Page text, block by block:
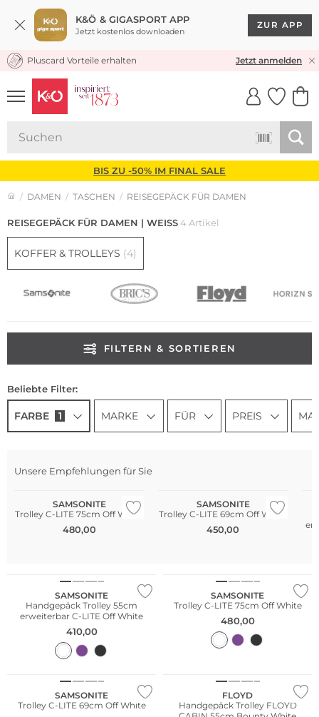
K&Ö & GIGASPORT APP
Jetzt kostenlos downloaden
ZUR APP
KOSTENLOSER VERSAND* & RÜCKVERSAND
Pluscard Vorteile erhalten Jetzt anmelden
UNSERE APP
CLICK &
BIS ZU -50% IM FINAL SALE
DAMEN TASCHEN REISEGEPÄCK FÜR DAMEN
REISEGEPÄCK FÜR DAMEN | WEISS 4 Artikel
KOFFER & TROLLEYS (4)
FILTERN & SORTIEREN
Beliebte Filter:
FARBE 1 MARKE FÜR PREIS
Unsere Empfehlungen für Sie
SAMSONITE
Trolley C-LITE 75cm Off White
480,00
SAMSONITE
Trolley C-LITE 69cm Off White
450,00
SAMSONITE
Handgepäck Trolley 55cm
erweiterbar C-LITE Off White
410,00
SAMSONITE
Trolley C-LITE 75cm Off White
480,00
SAMSONITE
Trolley C-LITE 69cm Off White
FLOYD
Handgepäck Trolley FLOYD